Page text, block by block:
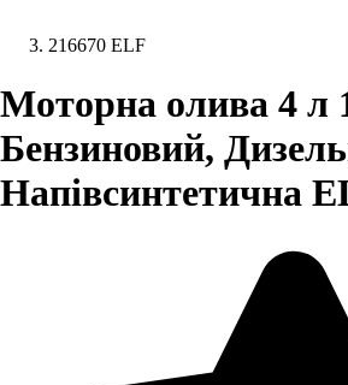
216670 ELF
Моторна олива 4 л
Бензиновий,
Напівсинтетична